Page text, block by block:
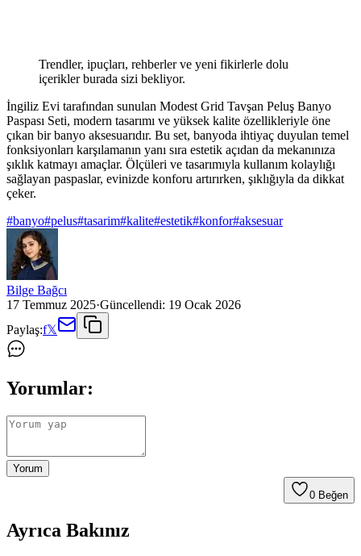
Trendler, ipuçları, rehberler ve yeni fikirlerle dolu
içerikler burada sizi bekliyor.
İngiliz Evi tarafından sunulan Modest Grid Tavşan Peluş Banyo
Paspası Seti, modern tasarımı ve yüksek kalite özellikleriyle öne
çıkan bir banyo aksesuarıdır. Bu set, banyoda ihtiyaç duyulan temel
fonksiyonları karşılamanın yanı sıra estetik açıdan da mekanınıza
şıklık katmayı amaçlar. Ölçüleri ve tasarımıyla kullanım kolaylığı
sağlayan paspaslar, evinizde konforu artırırken, şıklığıyla da dikkat
çeker.
#banyo#pelus#tasarim#kalite#estetik#konfor#aksesuar
Bilge Bağcı
17 Temmuz 2025·Güncellendi: 19 Ocak 2026
Paylaş:f𝕏
Yorumlar:
Yorum
0 Beğen
Ayrıca Bakınız